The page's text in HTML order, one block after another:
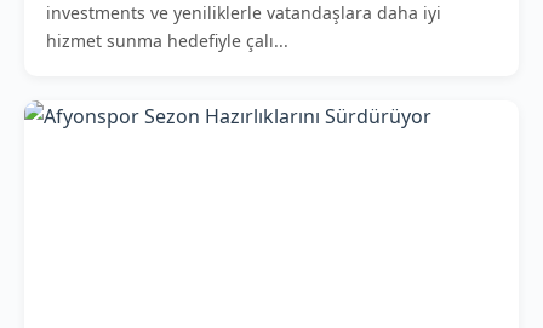
investments ve yeniliklerle vatandaşlara daha iyi
hizmet sunma hedefiyle çalı...